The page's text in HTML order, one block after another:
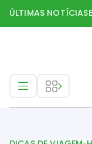
ÚLTIMAS NOTÍCIAS